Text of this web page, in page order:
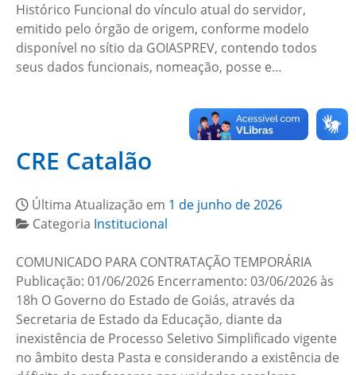
Histórico Funcional do vínculo atual do servidor,
emitido pelo órgão de origem, conforme modelo
disponível no sítio da GOIASPREV, contendo todos
seus dados funcionais, nomeação, posse e…
CRE Catalão
Última Atualização em 1 de junho de 2026
Categoria Institucional
COMUNICADO PARA CONTRATAÇÃO TEMPORÁRIA
Publicação: 01/06/2026 Encerramento: 03/06/2026 às
18h O Governo do Estado de Goiás, através da
Secretaria de Estado da Educação, diante da
inexistência de Processo Seletivo Simplificado vigente
no âmbito desta Pasta e considerando a existência de